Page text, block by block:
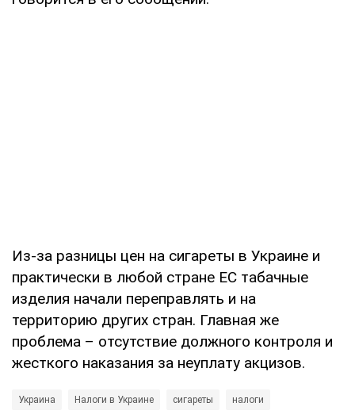
Из-за разницы цен на сигареты в Украине и
практически в любой стране ЕС табачные
изделия начали переправлять и на
территорию других стран. Главная же
проблема – отсутствие должного контроля и
жесткого наказания за неуплату акцизов.
Украина Налоги в Украине сигареты налоги